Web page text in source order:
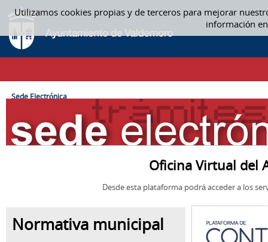
Utilizamos cookies propias y de terceros para mejorar
información
Saltar al contenido
SEDE ELECTRÓNICA
CAMINO DE MIGAS
Sede Electrónica
Oficina Virtual del
Desde esta plataforma podrá acceder a los
Normativa municipal